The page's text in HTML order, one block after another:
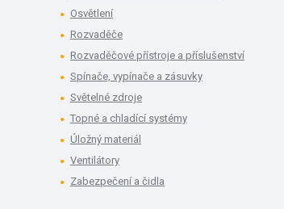
Osvětlení
Rozvaděče
Rozvaděčové přístroje a příslušenství
Spínače, vypínače a zásuvky
Světelné zdroje
Topné a chladící systémy
Úložný materiál
Ventilátory
Zabezpečení a čidla